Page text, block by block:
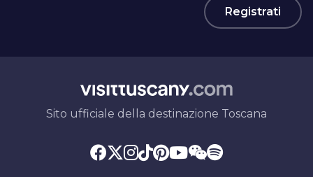
Registrati
Sito ufficiale della destinazione Toscana